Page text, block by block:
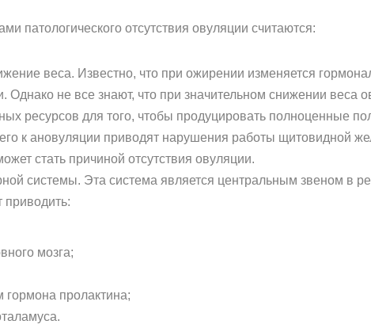
патологического отсутствия овуляции считаются:
веса. Известно, что при ожирении изменяется
Однако не все знают, что при значительном снижении веса
ресурсов для того, чтобы продуцировать полноценные
к ановуляции приводят нарушения работы щитовидной
стать причиной отсутствия овуляции.
системы. Эта система является центральным звеном в
приводить:
мозга;
гормона пролактина;